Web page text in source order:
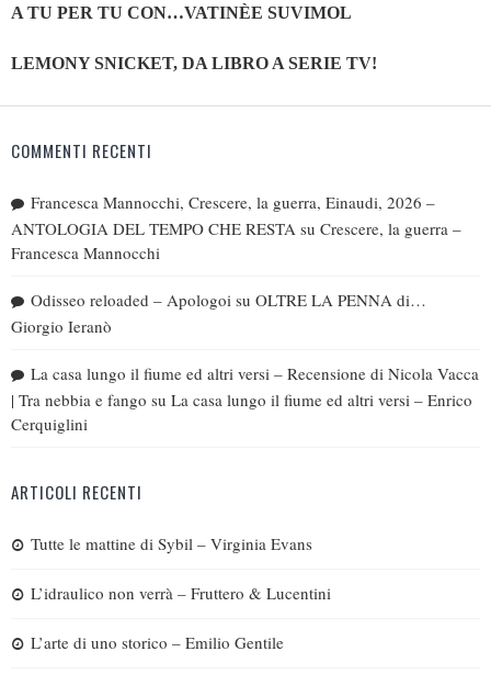
A TU PER TU CON…VATINÈE SUVIMOL
LEMONY SNICKET, DA LIBRO A SERIE TV!
COMMENTI RECENTI
Francesca Mannocchi, Crescere, la guerra, Einaudi, 2026 –
ANTOLOGIA DEL TEMPO CHE RESTA su Crescere, la guerra –
Francesca Mannocchi
Odisseo reloaded – Apologoi su OLTRE LA PENNA di…
Giorgio Ieranò
La casa lungo il fiume ed altri versi – Recensione di Nicola Vacca
| Tra nebbia e fango su La casa lungo il fiume ed altri versi – Enrico
Cerquiglini
ARTICOLI RECENTI
Tutte le mattine di Sybil – Virginia Evans
L’idraulico non verrà – Fruttero & Lucentini
L’arte di uno storico – Emilio Gentile